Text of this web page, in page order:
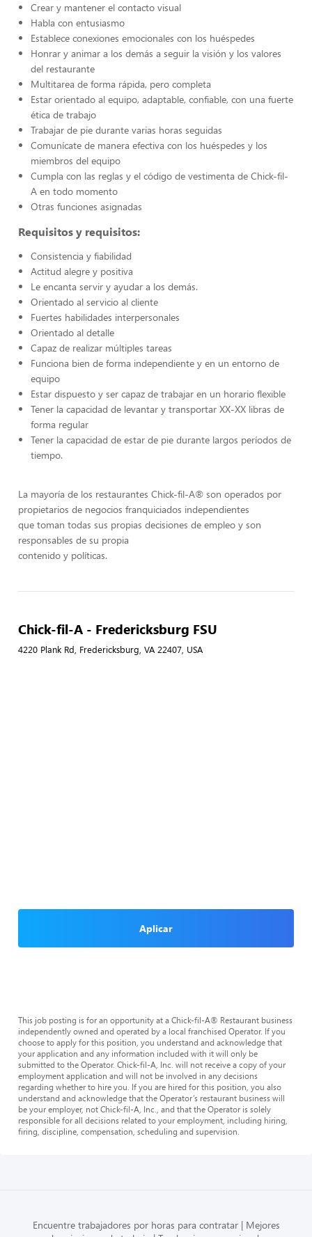
Crear y mantener el contacto visual
Habla con entusiasmo
Establece conexiones emocionales con los huéspedes
Honrar y animar a los demás a seguir la visión y los valores
del restaurante
Multitarea de forma rápida, pero completa
Estar orientado al equipo, adaptable, confiable, con una fuerte
ética de trabajo
Trabajar de pie durante varias horas seguidas
Comunícate de manera efectiva con los huéspedes y los
miembros del equipo
Cumpla con las reglas y el código de vestimenta de Chick-fil-
A en todo momento
Otras funciones asignadas
Requisitos y requisitos:
Consistencia y fiabilidad
Actitud alegre y positiva
Le encanta servir y ayudar a los demás.
Orientado al servicio al cliente
Fuertes habilidades interpersonales
Orientado al detalle
Capaz de realizar múltiples tareas
Funciona bien de forma independiente y en un entorno de
equipo
Estar dispuesto y ser capaz de trabajar en un horario flexible
Tener la capacidad de levantar y transportar XX-XX libras de
forma regular
Tener la capacidad de estar de pie durante largos períodos de
tiempo.
La mayoría de los restaurantes Chick-fil-A® son operados por
propietarios de negocios franquiciados independientes
que toman todas sus propias decisiones de empleo y son
responsables de su propia
contenido y políticas.
Chick-fil-A - Fredericksburg FSU
4220 Plank Rd, Fredericksburg, VA 22407, USA
Aplicar
This job posting is for an opportunity at a Chick-fil-A® Restaurant business
independently owned and operated by a local franchised Operator. If you
choose to apply for this position, you understand and acknowledge that
your application and any information included with it will only be
submitted to the Operator. Chick-fil-A, Inc. will not receive a copy of your
employment application and will not be involved in any decisions
regarding whether to hire you. If you are hired for this position, you also
understand and acknowledge that the Operator’s restaurant business will
be your employer, not Chick-fil-A, Inc., and that the Operator is solely
responsible for all decisions related to your employment, including hiring,
firing, discipline, compensation, scheduling and supervision.
Encuentre trabajadores por horas para contratar
Mejores